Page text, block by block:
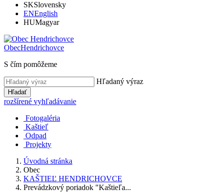
SKSlovensky
ENEnglish
HUMagyar
ObecHendrichovce
S čím pomôžeme
Hľadaný výraz
Hľadať
rozšírené vyhľadávanie
Fotogaléria
Kaštieľ
Odpad
Projekty
Úvodná stránka
Obec
KAŠTIEĽ HENDRICHOVCE
Prevádzkový poriadok "Kaštieľa...